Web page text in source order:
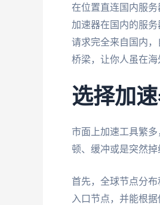
在位置直连国内服
加速器在国内的服
请求完全来自国内
桥梁，让你人虽在海
选择加
市面上加速工具繁
顿、缓冲或是突然
首先，全球节点分
入口节点，并能根